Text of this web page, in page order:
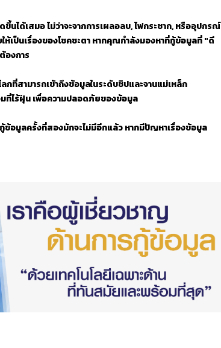
นได้เสมอ ไม่ว่าจะจากการเผลอลบ, ไฟกระชาก, หรืออุปกรณ์
เป็นเรื่องของโชคชะตา หากคุณกำลังมองหาที่กู้ข้อมูลที่ "ดี
องการ
กที่สามารถเข้าถึงข้อมูลในระดับชิปและจานแม่เหล็ก
ที่ไร้ฝุ่น เพื่อความปลอดภัยของข้อมูล
กู้ข้อมูลครั้งที่สองมักจะไม่มีอีกแล้ว หากมีปัญหาเรื่องข้อมูล